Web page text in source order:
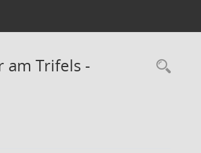
am Trifels -